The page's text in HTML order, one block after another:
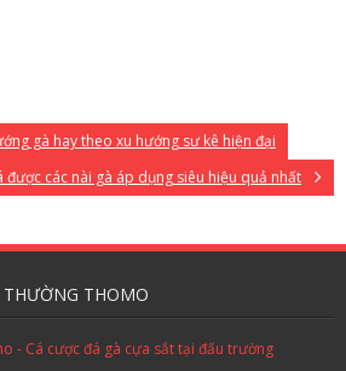
gà hay theo xu hướng sư kê hiện đại
được các nài gà áp dụng siêu hiệu quả nhất
THOMO